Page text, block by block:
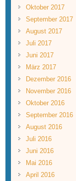
Oktober 2017
September 2017
August 2017
Juli 2017
Juni 2017
März 2017
Dezember 2016
November 2016
Oktober 2016
September 2016
August 2016
Juli 2016
Juni 2016
Mai 2016
April 2016